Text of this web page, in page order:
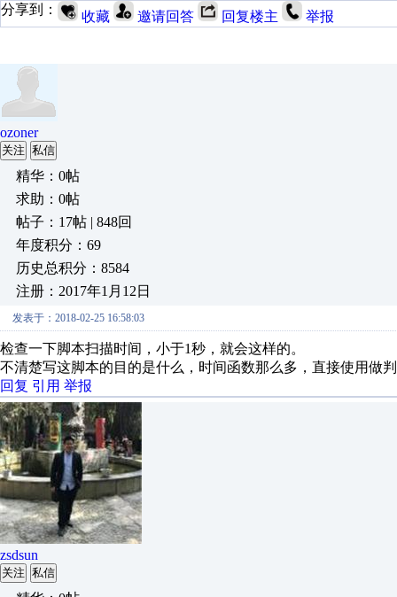
分享到：
收藏 邀请回答 回复楼主 举报
ozoner
关注 私信
精华：0帖
求助：0帖
帖子：17帖 | 848回
年度积分：69
历史总积分：8584
注册：2017年1月12日
发表于：2018-02-25 16:58:03
检查一下脚本扫描时间，小于1秒，就会这样的。
不清楚写这脚本的目的是什么，时间函数那么多，直接使用做
回复 引用 举报
zsdsun
关注 私信